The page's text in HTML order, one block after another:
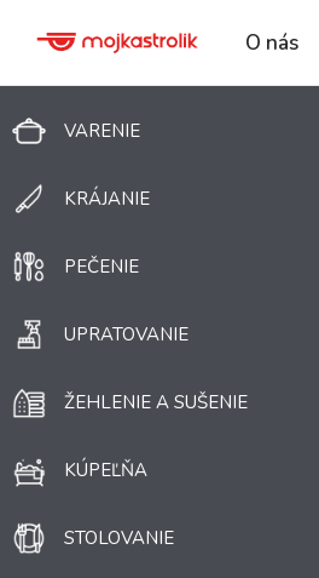
O nás
VARENIE
KRÁJANIE
PEČENIE
UPRATOVANIE
ŽEHLENIE A SUŠENIE
KÚPEĽŇA
STOLOVANIE